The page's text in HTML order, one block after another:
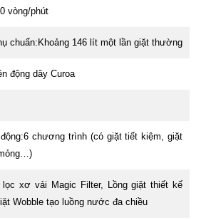
vòng/phút
chuẩn:Khoảng 146 lít một lần giặt thường
động dây Curoa
chương trình (có giặt tiết kiệm, giặt
lọc xơ vải Magic Filter, Lồng giặt thiết kế
Wobble tạo luồng nước đa chiều